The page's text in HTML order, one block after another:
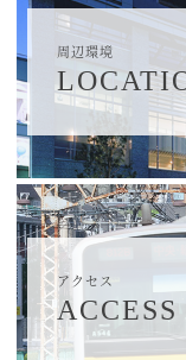
周辺環境
アクセス
ACCESS